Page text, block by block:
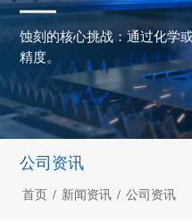
蚀刻的核心挑战：通过化学
精度。
公司资讯
首页 / 新闻资讯 / 公司资讯